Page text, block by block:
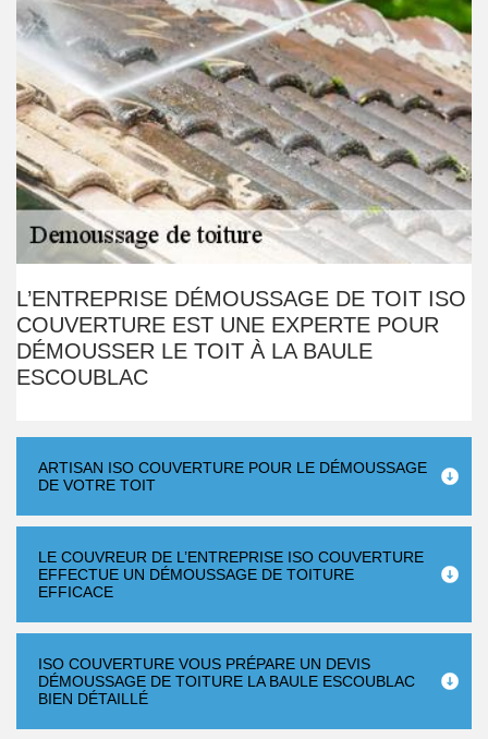
L’ENTREPRISE DÉMOUSSAGE DE TOIT ISO
COUVERTURE EST UNE EXPERTE POUR
DÉMOUSSER LE TOIT À LA BAULE
ESCOUBLAC
ARTISAN ISO COUVERTURE POUR LE DÉMOUSSAGE
DE VOTRE TOIT
LE COUVREUR DE L’ENTREPRISE ISO COUVERTURE
EFFECTUE UN DÉMOUSSAGE DE TOITURE
EFFICACE
ISO COUVERTURE VOUS PRÉPARE UN DEVIS
DÉMOUSSAGE DE TOITURE LA BAULE ESCOUBLAC
BIEN DÉTAILLÉ